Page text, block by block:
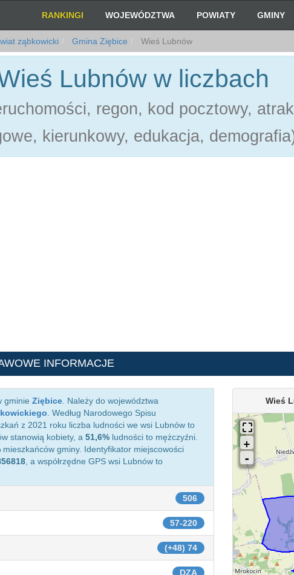
RANKINGI WOJEWÓDZTWA POWIATY GMINY
ząbkowicki Gmina Ziębice Wieś Lubnów
Lubnów w liczbach
regon, kod pocztowy,
kierunkowy, edukacja,
INFORMACJE
gminie Ziębice . Należy do województwa
. Według Narodowego Spisu
z 2021 roku liczba ludności we wsi Lubnów to
stanowią kobiety, a 51,6% ludności to mężczyźni.
mieszkańców gminy. Identyfikator miejscowości
, a współrzędne GPS wsi Lubnów to
506
57-220
(+48) 74
DZA
Wieś